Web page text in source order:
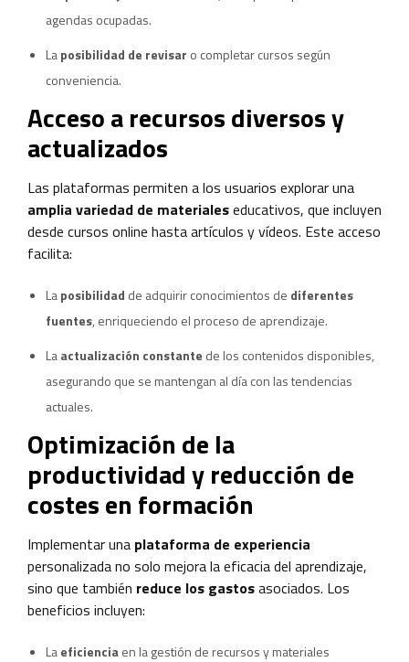
agendas ocupadas.
Laposibilidad de revisar o completar cursos según
conveniencia.
Acceso a recursos diversos y
actualizados
Las plataformas permiten a los usuarios explorar una
amplia variedad de materialeseducativos, que incluyen
desde cursos online hasta artículos y vídeos. Este acceso
facilita:
Laposibilidad de adquirir conocimientos de diferentes
fuentes, enriqueciendo el proceso de aprendizaje.
Laactualización constante de los contenidos disponibles,
asegurando que se mantengan al día con las tendencias
actuales.
Optimización de la
productividad y reducción de
costes en formación
Implementar una plataforma de experiencia
personalizada no solo mejora la eficacia del aprendizaje,
sino que también reduce los gastosasociados. Los
beneficios incluyen:
Laeficienciaen la gestión de recursos y materiales